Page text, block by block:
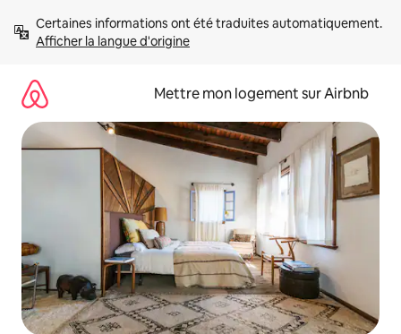
directement
Afficher la langue d'origine
Mettre mon logement sur Airbnb